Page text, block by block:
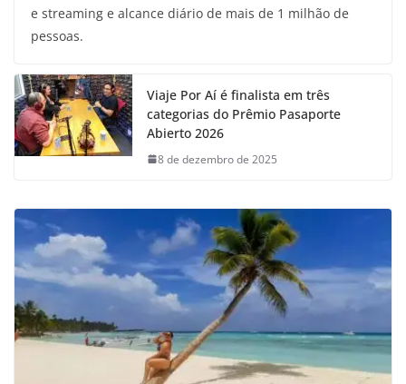
e streaming e alcance diário de mais de 1 milhão de
pessoas.
Viaje Por Aí é finalista em três
categorias do Prêmio Pasaporte
Abierto 2026
8 de dezembro de 2025